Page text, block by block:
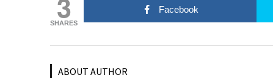
SHARES
Facebook
ABOUT AUTHOR